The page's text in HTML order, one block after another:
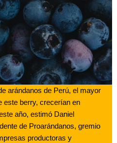
arándanos de Perú, el mayor
este berry, crecerían en
año, estimó Daniel
de Proarándanos, gremio
productoras y